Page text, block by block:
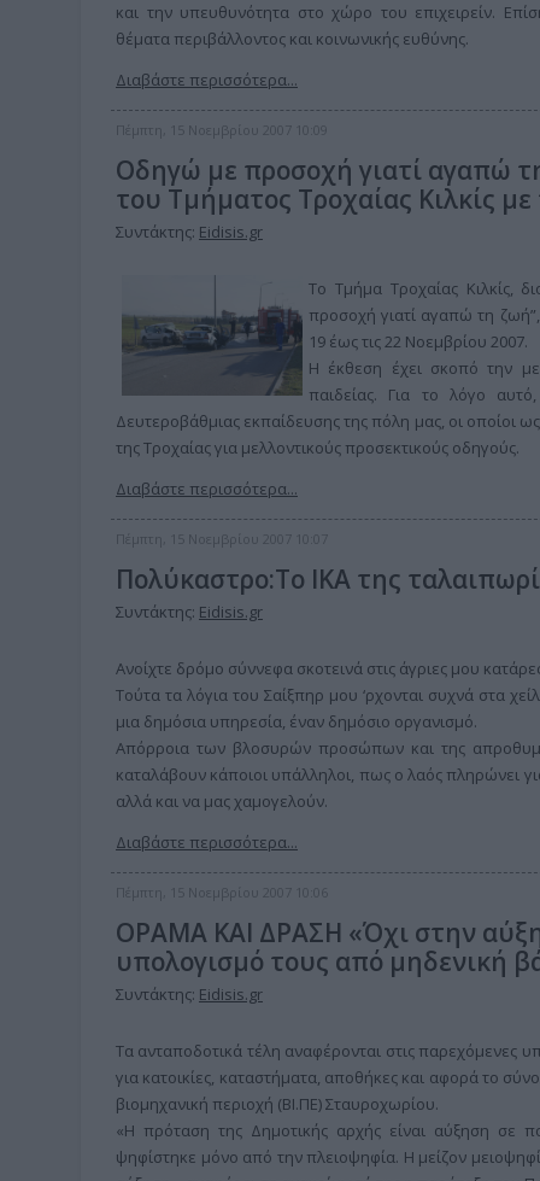
και την υπευθυνότητα στο χώρο του επιχειρείν.
θέματα περιβάλλοντος και κοινωνικής ευθύνης.
Διαβάστε περισσότερα...
Πέμπτη, 15 Νοεμβρίου 2007 10:09
Οδηγώ με προσοχή γιατί αγαπώ
του Τμήματος Τροχαίας Κιλκίς με
Συντάκτης: Eidisis.gr
Το Τμήμα Τροχαίας Κιλκίς,
προσοχή γιατί αγαπώ τη
19 έως τις 22 Νοεμβρίου 2007.
Η έκθεση έχει σκοπό την
παιδείας. Για το λόγο
Δευτεροβάθμιας εκπαίδευσης της πόλη μας, οι οποίοι
της Τροχαίας για μελλοντικούς προσεκτικούς οδηγούς.
Διαβάστε περισσότερα...
Πέμπτη, 15 Νοεμβρίου 2007 10:07
Πολύκαστρο:Το ΙΚΑ της
Συντάκτης: Eidisis.gr
Ανοίχτε δρόμο σύννεφα σκοτεινά στις άγριες μου
Τούτα τα λόγια του Σαίξπηρ μου ‘ρχονται συχνά στα
μια δημόσια υπηρεσία, έναν δημόσιο οργανισμό.
Απόρροια των βλοσυρών προσώπων και της
καταλάβουν κάποιοι υπάλληλοι, πως ο λαός πληρώνει
αλλά και να μας χαμογελούν.
Διαβάστε περισσότερα...
Πέμπτη, 15 Νοεμβρίου 2007 10:06
ΟΡΑΜΑ ΚΑΙ ΔΡΑΣΗ «Όχι στην
υπολογισμό τους από μηδενική
Συντάκτης: Eidisis.gr
Τα ανταποδοτικά τέλη αναφέρονται στις παρεχόμενες
για κατοικίες, καταστήματα, αποθήκες και αφορά το
βιομηχανική περιοχή (ΒΙ.ΠΕ) Σταυροχωρίου.
«Η πρόταση της Δημοτικής αρχής είναι αύξηση σε
ψηφίστηκε μόνο από την πλειοψηφία. Η μείζον